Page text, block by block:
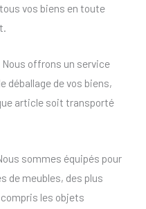
vos biens en toute
offrons un service
déballage de vos biens,
article soit transporté
sommes équipés pour
de meubles, des plus
les objets